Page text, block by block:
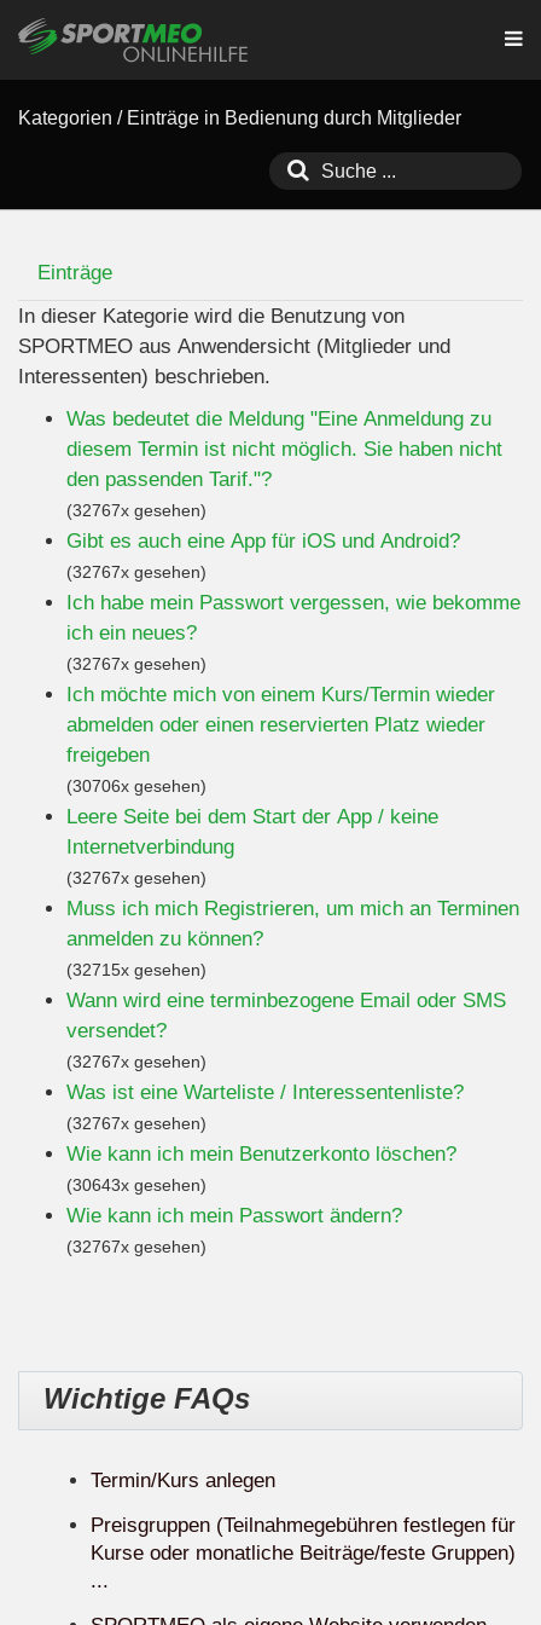
Kategorien / Einträge in Bedienung durch Mitglieder
Einträge
In dieser Kategorie wird die Benutzung von
SPORTMEO aus Anwendersicht (Mitglieder und
Interessenten) beschrieben.
Was bedeutet die Meldung "Eine Anmeldung zu
diesem Termin ist nicht möglich. Sie haben nicht
den passenden Tarif."?
(32767x gesehen)
Gibt es auch eine App für iOS und Android?
(32767x gesehen)
Ich habe mein Passwort vergessen, wie bekomme
ich ein neues?
(32767x gesehen)
Ich möchte mich von einem Kurs/Termin wieder
abmelden oder einen reservierten Platz wieder
freigeben
(30706x gesehen)
Leere Seite bei dem Start der App / keine
Internetverbindung
(32767x gesehen)
Muss ich mich Registrieren, um mich an Terminen
anmelden zu können?
(32715x gesehen)
Wann wird eine terminbezogene Email oder SMS
versendet?
(32767x gesehen)
Was ist eine Warteliste / Interessentenliste?
(32767x gesehen)
Wie kann ich mein Benutzerkonto löschen?
(30643x gesehen)
Wie kann ich mein Passwort ändern?
(32767x gesehen)
Wichtige FAQs
Termin/Kurs anlegen
Preisgruppen (Teilnahmegebühren festlegen für
Kurse oder monatliche Beiträge/feste Gruppen)
...